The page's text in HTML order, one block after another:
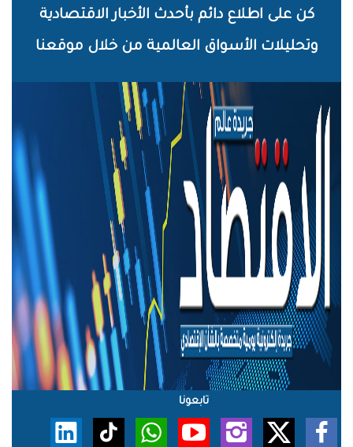
الرئيسي
كن على اطلاع دائم بأحدث الأخبار الاقتصادية
وتحليلات الأسواق العالمية من خلال موقعنا
تابعونا